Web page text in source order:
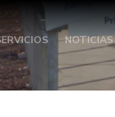
NOTICIAS